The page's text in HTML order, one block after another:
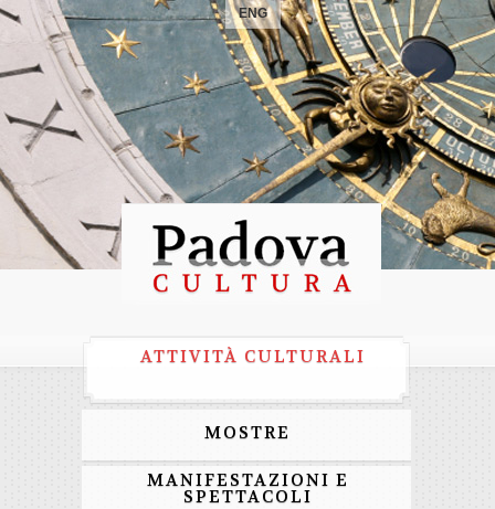
ENG
ATTIVITÀ CULTURALI
MOSTRE
MANIFESTAZIONI E
SPETTACOLI